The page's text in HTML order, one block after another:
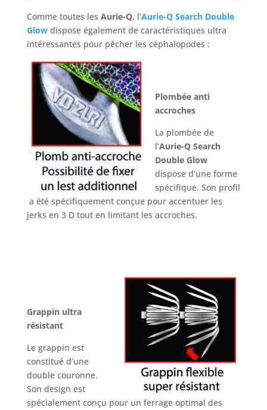
Comme toutes les Aurie-Q, l’Aurie-Q Search Double
Glow dispose également de caractéristiques ultra
intéressantes pour pêcher les céphalopodes :
Plombée anti
accroches
La plombée de
l’Aurie-Q Search
Double Glow
dispose d’une forme
spécifique. Son profil
a été spécifiquement conçue pour accentuer les
jerks en 3 D tout en limitant les accroches.
Grappin ultra
résistant
Le grappin est
constitué d’une
double couronne.
Son design est
spécialement conçu pour un ferrage optimal des